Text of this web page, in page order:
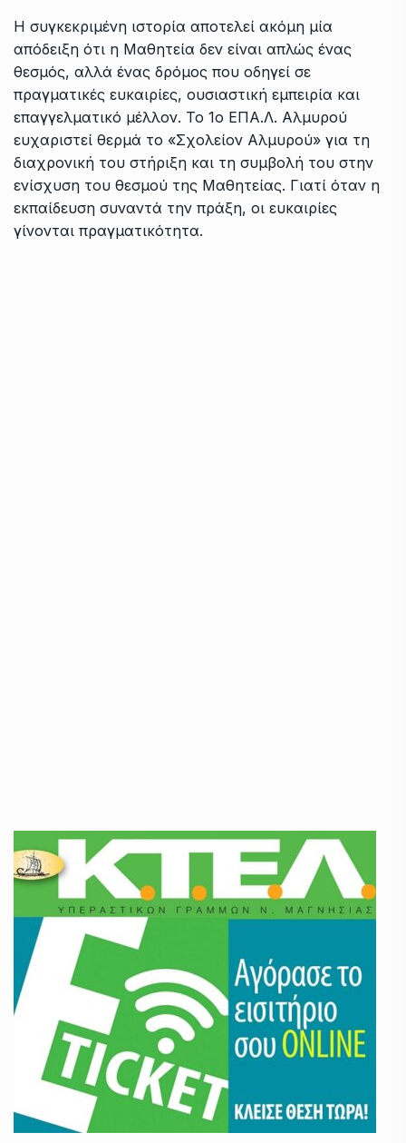
Η συγκεκριμένη ιστορία αποτελεί ακόμη μία
απόδειξη ότι η Μαθητεία δεν είναι απλώς ένας
θεσμός, αλλά ένας δρόμος που οδηγεί σε
πραγματικές ευκαιρίες, ουσιαστική εμπειρία και
επαγγελματικό μέλλον. Το 1ο ΕΠΑ.Λ. Αλμυρού
ευχαριστεί θερμά το «Σχολείον Αλμυρού» για τη
διαχρονική του στήριξη και τη συμβολή του στην
ενίσχυση του θεσμού της Μαθητείας. Γιατί όταν η
εκπαίδευση συναντά την πράξη, οι ευκαιρίες
γίνονται πραγματικότητα.